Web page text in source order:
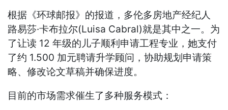
根据《环球邮报》的报道，多伦多房地产经纪人
路易莎·卡布拉尔(Luisa Cabral)就是其中之一。为
了让读 12 年级的儿子顺利申请工程专业，她支付
了约 1.500 加元聘请升学顾问，协助规划申请策
略、修改论文草稿并确保进度。
目前的市场需求催生了多种服务模式：